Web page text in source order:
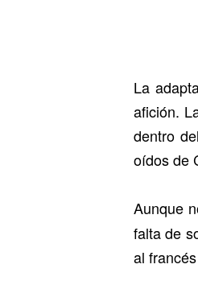
La
afición.
dentro
oídos de
Aunque
falta de
al